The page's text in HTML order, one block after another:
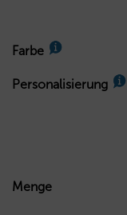
Farbe
Personalisierung
Menge